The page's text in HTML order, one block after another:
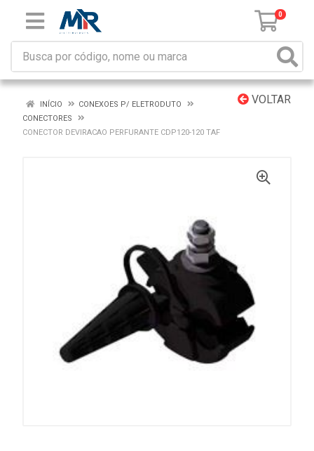
0
VOLTAR
INÍCIO
CONEXOES P/ ELETRODUTO
CONECTORES
CONECTOR DEVIRACAO PERFURANTE CDP120-120 TAF